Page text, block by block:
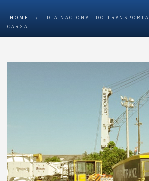
HOME /
DIA NACIONAL DO
CARGA